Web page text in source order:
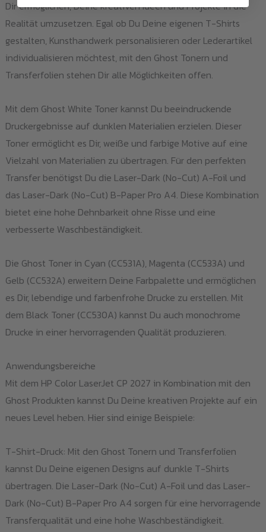
Dir ermöglichen, Deine kreativen Ideen und Projekte in die
Realität umzusetzen. Egal ob Du Deine eigenen T-Shirts
gestalten, Kunsthandwerk personalisieren oder Lederartikel
individualisieren möchtest, mit den Ghost Tonern und
Transferfolien stehen Dir alle Möglichkeiten offen.
Mit dem Ghost White Toner kannst Du beeindruckende
Druckergebnisse auf dunklen Materialien erzielen. Dieser
Toner ermöglicht es Dir, weiße und farbige Motive auf eine
Vielzahl von Materialien zu übertragen. Für den perfekten
Transfer benötigst Du die Laser-Dark (No-Cut) A-Foil und
das Laser-Dark (No-Cut) B-Paper Pro A4. Diese Kombination
bietet eine hohe Dehnbarkeit ohne Risse und eine
verbesserte Waschbeständigkeit.
Die Ghost Toner in Cyan (CC531A), Magenta (CC533A) und
Gelb (CC532A) erweitern Deine Farbpalette und ermöglichen
es Dir, lebendige und farbenfrohe Drucke zu erstellen. Mit
dem Black Toner (CC530A) kannst Du auch monochrome
Drucke in einer hervorragenden Qualität produzieren.
Anwendungsbereiche
Mit dem HP Color LaserJet CP 2027 in Kombination mit den
Ghost Produkten kannst Du Deine kreativen Projekte auf ein
neues Level heben. Hier sind einige Beispiele:
T-Shirt-Druck: Mit den Ghost Tonern und Transferfolien
kannst Du Deine eigenen Designs auf dunkle T-Shirts
übertragen. Die Laser-Dark (No-Cut) A-Foil und das Laser-
Dark (No-Cut) B-Paper Pro A4 sorgen für eine hervorragende
Transferqualität und eine hohe Waschbeständigkeit.